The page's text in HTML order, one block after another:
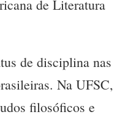
de Literatura
de disciplina nas
Na UFSC,
filosóficos e